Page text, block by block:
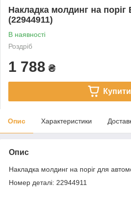
Накладка молдинг на поріг
(22944911)
В наявності
Роздріб
1 788 ₴
Купити
Опис Характеристики
Опис
Накладка молдинг на поріг для
Номер деталі: 22944911